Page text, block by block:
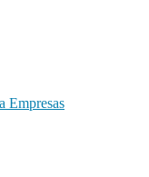
Empresas